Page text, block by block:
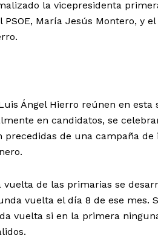
la vicepresidenta
María Jesús Montero, y
Ángel Hierro reúnen en esta
en candidatos, se
precedidas de una campaña
de las primarias se
vuelta el día 8 de ese mes.
vuelta si en la primera